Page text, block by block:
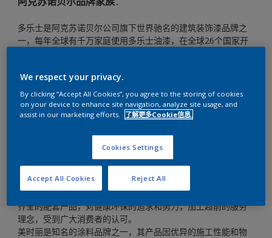
多乐士是阿克苏诺贝尔公司旗下世界驰名的建筑装饰漆品牌之
一，每年全球有千万家庭使用多乐士油漆，在全球26个国家开
分满足不同层次的需求。
多乐士专业油漆是阿克苏诺贝尔公司旗下面向工程渠道的知名
建筑装饰漆品牌之一，提供各种专业涂料，包括内墙漆，外墙
漆，高效能防腐漆，地坪漆等。其产品在中国已经被许多国内
巢）、水立方、上 海陆家嘴金融中心、汤臣一品、仁恒房产、
来威是阿克苏诺贝尔公司的战略品牌，创立于比利时，在欧洲
行销多年，深受欧洲消费者的喜爱，被誉为品质卓越的涂料品
牌。自1998年进入中国市场以来，来威以其优质的产品质量、
齐全的配套产品，对健康环保的追求和努力，加上超前的服务
理念，受到广大消费者的认可。
美时丽是知名的涂料品牌之一，其产品因优异的施工性能和物
We respect your privacy.
By clicking “Accept All Cookies”, you agree to the storing of cookies
on your device to enhance site navigation, analyze site usage, and
assist in our marketing efforts.
了解更多Cookie信息.
Cookies Settings
Reject All
Accept All Cookies